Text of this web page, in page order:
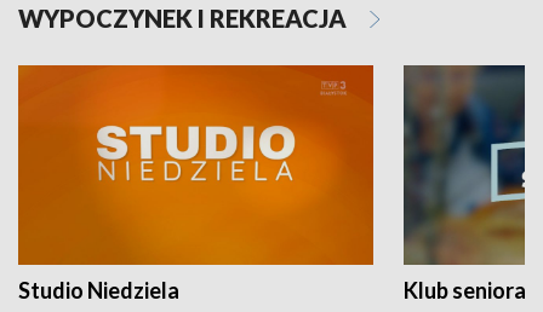
WYPOCZYNEK I REKREACJA
Studio Niedziela Klub seniora